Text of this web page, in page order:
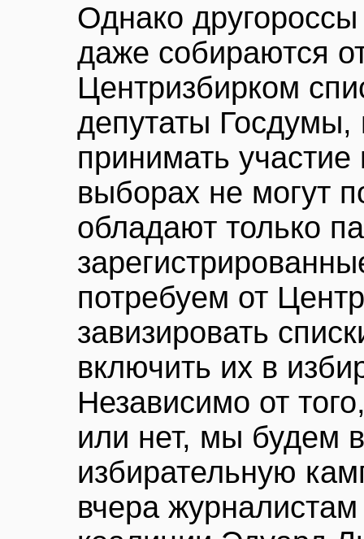
Однако
даже собираются
Центризбирком
депутаты Госдумы,
принимать
выборах не могут
обладают только
потребуем от
завизировать
включить их в
Независимо от
или нет, мы будем
избирательную
вчера